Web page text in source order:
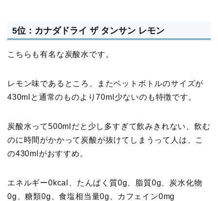
5位：カナダドライ ザ タンサン レモン
こちらも有名な炭酸水です。
レモン味であるところ、またペットボトルのサイズが
430mlと通常のものより70ml少ないのも特徴です。
炭酸水って500mlだと少し多すぎて飲みきれない、飲む
のに時間がかかって炭酸が抜けてしまうって人は、こ
の430mlがおすすめ。
エネルギー0kcal、たんぱく質0g、脂質0g、炭水化物
0g、糖類0g、食塩相当量0g、カフェイン0mg